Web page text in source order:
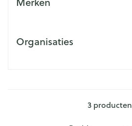
Organisaties
3producten